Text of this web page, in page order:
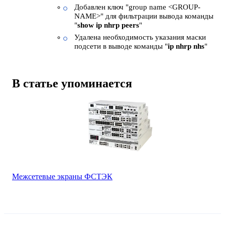
Добавлен ключ "group name <GROUP-
NAME>" для фильтрации вывода команды
"show ip nhrp peers"
Удалена необходимость указания маски
подсети в выводе команды "ip nhrp nhs"
В статье упоминается
Межсетевые экраны ФСТЭК